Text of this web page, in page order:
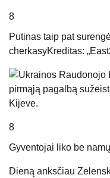
8
Putinas taip pat
cherkasyKreditas:
8
Gyventojai liko be
Dieną anksčiau